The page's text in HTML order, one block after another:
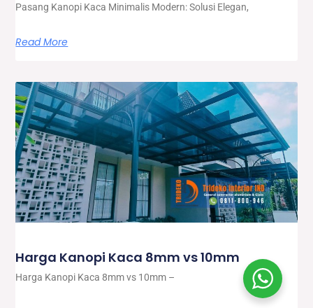
Pasang Kanopi Kaca Minimalis Modern: Solusi Elegan,
Read More
Harga Kanopi Kaca 8mm vs 10mm
Harga Kanopi Kaca 8mm vs 10mm –